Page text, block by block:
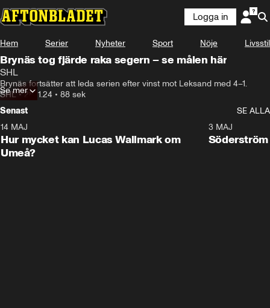
Logga in
Hem Serier Nyheter Sport Nöje Livsstil
Brynäs tog fjärde raka segern – se målen här
SHL
Brynäs fortsätter att leda serien efter vinst mot Leksand med 4–1.
SHL•28.11.24 • 88 sek
Se mer
Senast
SE ALLA
Plus
14 MAJ
Hur mycket kan Lucas Wallmark om
Umeå?
3 MAJ